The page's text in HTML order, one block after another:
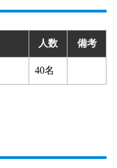
人数 備考
40名